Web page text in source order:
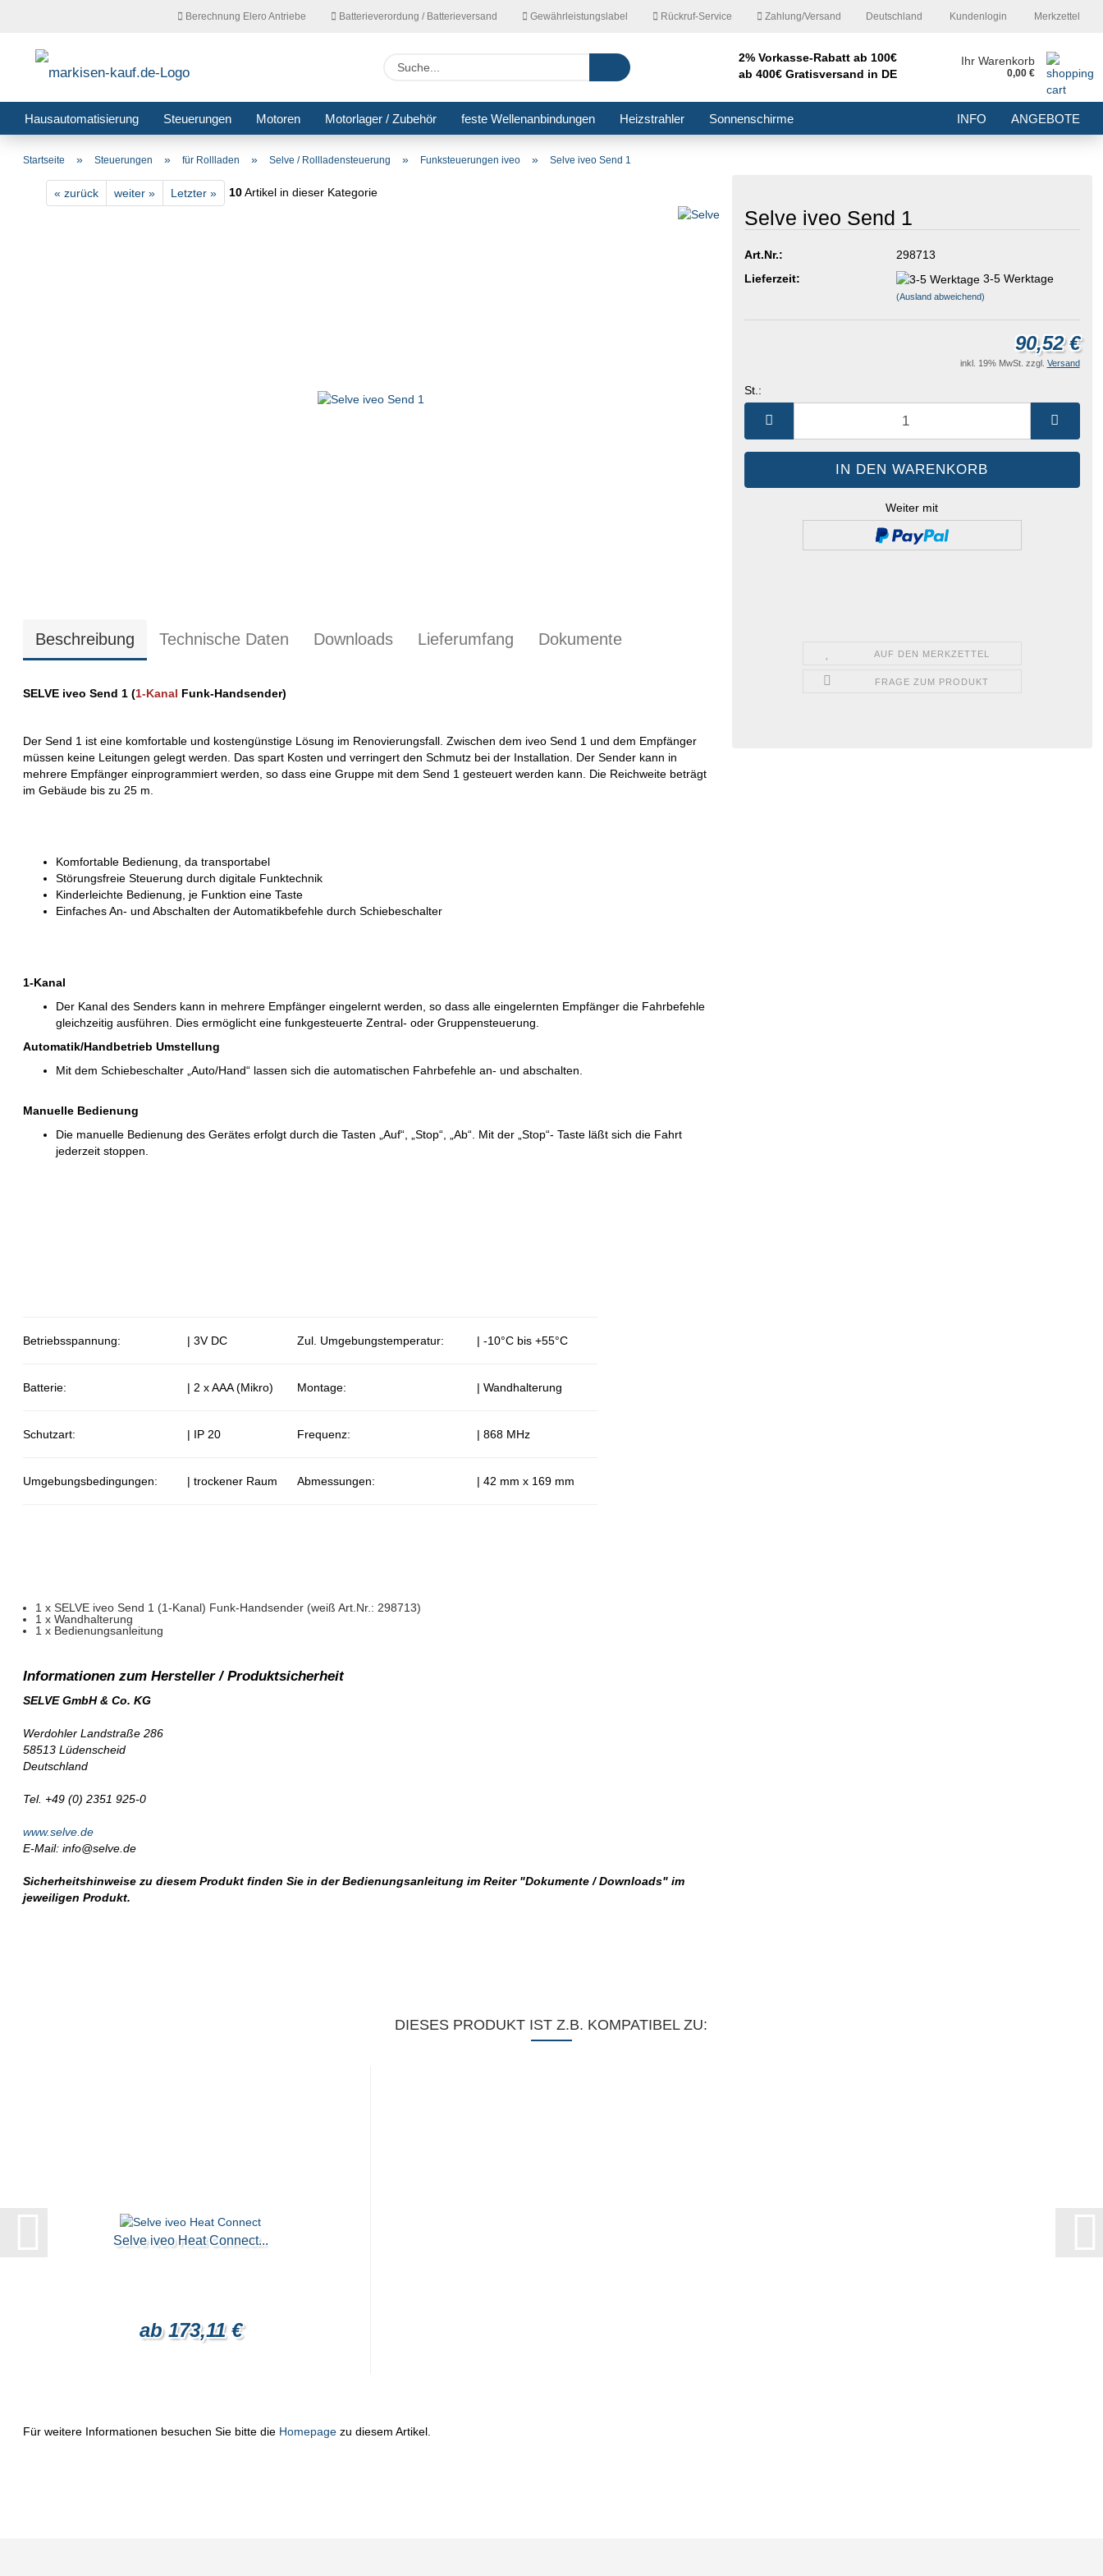
Berechnung Elero Antriebe Batterieverordung / Batterieversand Gewährleistungslabel Rückruf-Service Zahlung/Versand Deutschland
Lieferland
Kundenlogin
Konto erstellen
Passwort vergessen?
Merkzettel
Suche...
2% Vorkasse-Rabatt ab 100€
ab 400€ Gratisversand in DE
Ihr Warenkorb
0,00 €
Hausautomatisierung Steuerungen Motoren Motorlager / Zubehör feste Wellenanbindungen Heizstrahler Sonnenschirme INFO ANGEBOTE
Startseite » Steuerungen » für Rollladen » Selve / Rollladensteuerung » Funksteuerungen iveo » Selve iveo Send 1
« zurück weiter » Letzter » 10Artikel in dieser Kategorie
Selve iveo Send 1
Art.Nr.:
298713
Lieferzeit:
3-5 Werktage
(Ausland abweichend)
90,52 €
inkl. 19% MwSt. zzgl. Versand
St.:
Weiter mit
AUF DEN MERKZETTEL
FRAGE ZUM PRODUKT
Beschreibung Technische Daten Downloads Lieferumfang Dokumente
SELVE iveo Send 1 (1-Kanal Funk-Handsender)
Der Send 1 ist eine komfortable und kostengünstige Lösung im Renovierungsfall. Zwischen dem iveo Send 1 und dem Empfänger
müssen keine Leitungen gelegt werden. Das spart Kosten und verringert den Schmutz bei der Installation. Der Sender kann in
mehrere Empfänger einprogrammiert werden, so dass eine Gruppe mit dem Send 1 gesteuert werden kann. Die Reichweite beträgt
im Gebäude bis zu 25 m.
Komfortable Bedienung, da transportabel
Störungsfreie Steuerung durch digitale Funktechnik
Kinderleichte Bedienung, je Funktion eine Taste
Einfaches An- und Abschalten der Automatikbefehle durch Schiebeschalter
1-Kanal
Der Kanal des Senders kann in mehrere Empfänger eingelernt werden, so dass alle eingelernten Empfänger die Fahrbefehle
gleichzeitig ausführen. Dies ermöglicht eine funkgesteuerte Zentral- oder Gruppensteuerung.
Automatik/Handbetrieb Umstellung
Mit dem Schiebeschalter „Auto/Hand“ lassen sich die automatischen Fahrbefehle an- und abschalten.
Manuelle Bedienung
Die manuelle Bedienung des Gerätes erfolgt durch die Tasten „Auf“, „Stop“, „Ab“. Mit der „Stop“- Taste läßt sich die Fahrt
jederzeit stoppen.
Betriebsspannung: | 3V DC Zul. Umgebungstemperatur: | -10°C bis +55°C
Batterie: | 2 x AAA (Mikro) Montage: | Wandhalterung
Schutzart: | IP 20 Frequenz: | 868 MHz
Umgebungsbedingungen: | trockener Raum Abmessungen: | 42 mm x 169 mm
1 x SELVE iveo Send 1 (1-Kanal) Funk-Handsender (weiß Art.Nr.: 298713)
1 x Wandhalterung
1 x Bedienungsanleitung
SELVE GmbH & Co. KG
Werdohler Landstraße 286
58513 Lüdenscheid
Deutschland
Tel. +49 (0) 2351 925-0
www.selve.de
E-Mail: info@selve.de
Sicherheitshinweise zu diesem Produkt finden Sie in der Bedienungsanleitung im Reiter "Dokumente / Downloads" im
jeweiligen Produkt.
DIESES PRODUKT IST Z.B. KOMPATIBEL ZU:
Selve iveo Heat Connect...
ab 173,11 €
Für weitere Informationen besuchen Sie bitte die Homepage zu diesem Artikel.